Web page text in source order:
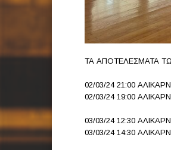
ΤΑ ΑΠΟΤΕΛΕΣΜΑΤΑ
02/03/24 21:00
02/03/24 19:00
03/03/24 12:30
03/03/24 14:30